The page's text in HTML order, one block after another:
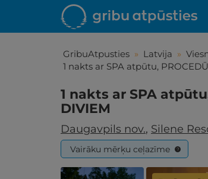
GribuAtpusties » Latvija »
1 nakts ar SPA atpūtu,
1 nakts ar SPA
DIVIEM
Daugavpils nov., Silene
Vairāku mērķu ceļazīme ?